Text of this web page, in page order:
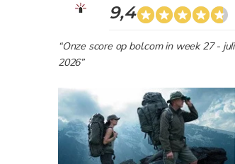
9,4
“Onze score op bol.com in week 27 - juli
2026”